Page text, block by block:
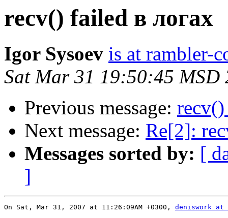
recv() failed в логах
Igor Sysoev is at rambler-
Sat Mar 31 19:50:45 MSD
Previous message:
Next message: Re[2]:
Messages sorted by: [
]
On Sat, Mar 31, 2007 at 11:26:09AM +0300, deniswork